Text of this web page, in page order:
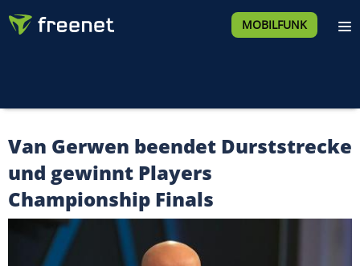
MOBILFUNK
Van Gerwen beendet Durststrecke
und gewinnt Players
Championship Finals